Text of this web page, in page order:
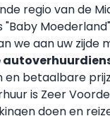
regio van de
"Baby
we aan uw
en betaalbare
is Zeer
doen en